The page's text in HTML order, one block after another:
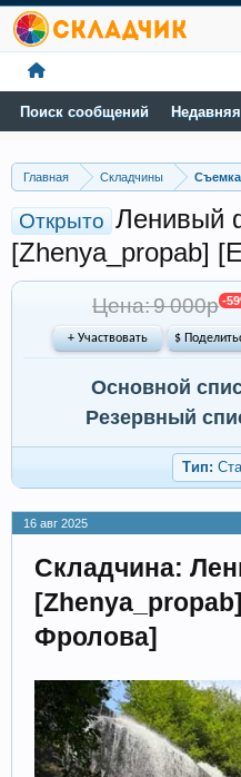
Главная Складчины
Открыто Ленивый
[Zhenya_propab]
Цена: 9 000р -
+ Участвовать $
Основной
Резервный
Тип:
16 авг 2025
Складчина:
Фролова]
Поиск сообщений